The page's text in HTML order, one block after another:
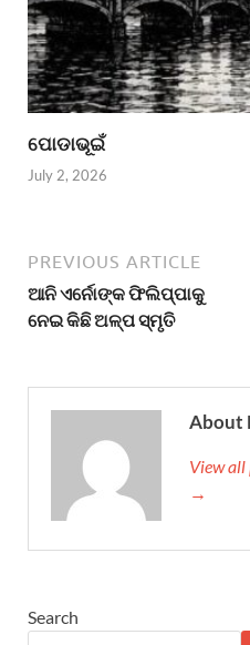
ପୋଡାଭୂଇଁ
July 2, 2026
PREVIOUS ARTICLE
ଆନି ଏର୍ନୋଙ୍କ ଫିଲିପ୍ପାକୁ
ନେଇ କିଛି ଅଳ୍ପ ସ୍ମୃତି
About
View all
→
Search